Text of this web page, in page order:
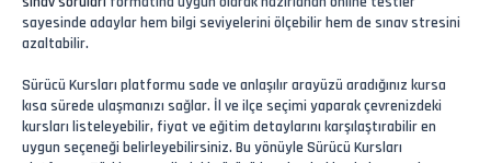
sayesinde adaylar hem bilgi seviyelerini ölçebilir hem de sınav stresini
azaltabilir.
Sürücü Kursları platformu sade ve anlaşılır arayüzü aradığınız kursa
kısa sürede ulaşmanızı sağlar. İl ve ilçe seçimi yaparak çevrenizdeki
kursları listeleyebilir, fiyat ve eğitim detaylarını karşılaştırabilir en
uygun seçeneği belirleyebilirsiniz. Bu yönüyle Sürücü Kursları